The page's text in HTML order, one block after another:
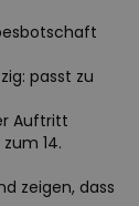
passt zu
Auftritt
14.
zeigen, dass